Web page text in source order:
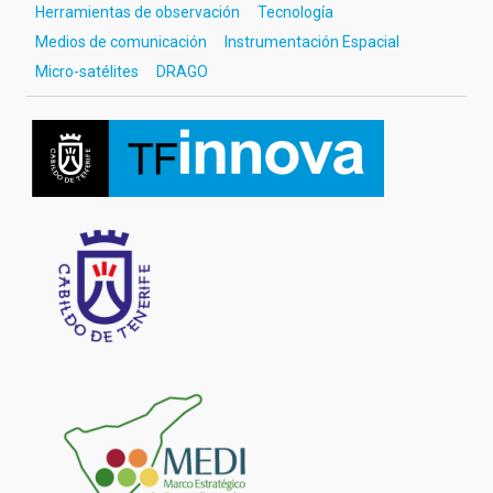
Herramientas de observación
Tecnología
Medios de comunicación
Instrumentación Espacial
Micro-satélites
DRAGO